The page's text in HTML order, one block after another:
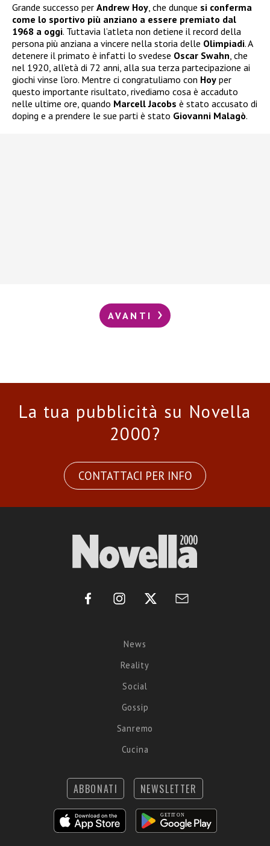
Grande successo per Andrew Hoy , che dunque si conferma
come lo sportivo più anziano a essere premiato dal
1968 a oggi. Tuttavia l’atleta non detiene il record della
persona più anziana a vincere nella storia delle Olimpiadi. A
detenere il primato è infatti lo svedese Oscar Swahn , che
nel 1920, all’età di 72 anni, alla sua terza partecipazione ai
giochi vinse l’oro. Mentre ci congratuliamo con Hoy per
questo importante risultato, rivediamo cosa è accaduto
nelle ultime ore, quando Marcell Jacobs è stato accusato di
doping e a prendere le sue parti è stato Giovanni Malagò.
AVANTI
La tua pubblicità su Novella
2000?
CONTATTACI PER INFO
News
Reality
Social
Gossip
Sanremo
Cucina
ABBONATI NEWSLETTER